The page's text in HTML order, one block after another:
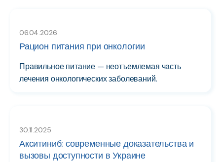
06.04.2026
Рацион питания при онкологии
Правильное питание — неотъемлемая часть
лечения онкологических заболеваний.
30.11.2025
Акситиниб: современные доказательства и
вызовы доступности в Украине